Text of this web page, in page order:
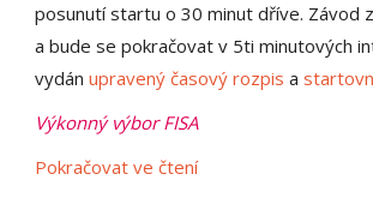
posunutí startu o 30 minut dříve. Závod
a bude se pokračovat v 5ti minutových
vydán upravený časový rozpis a
Výkonný výbor FISA
Pokračovat ve čtení